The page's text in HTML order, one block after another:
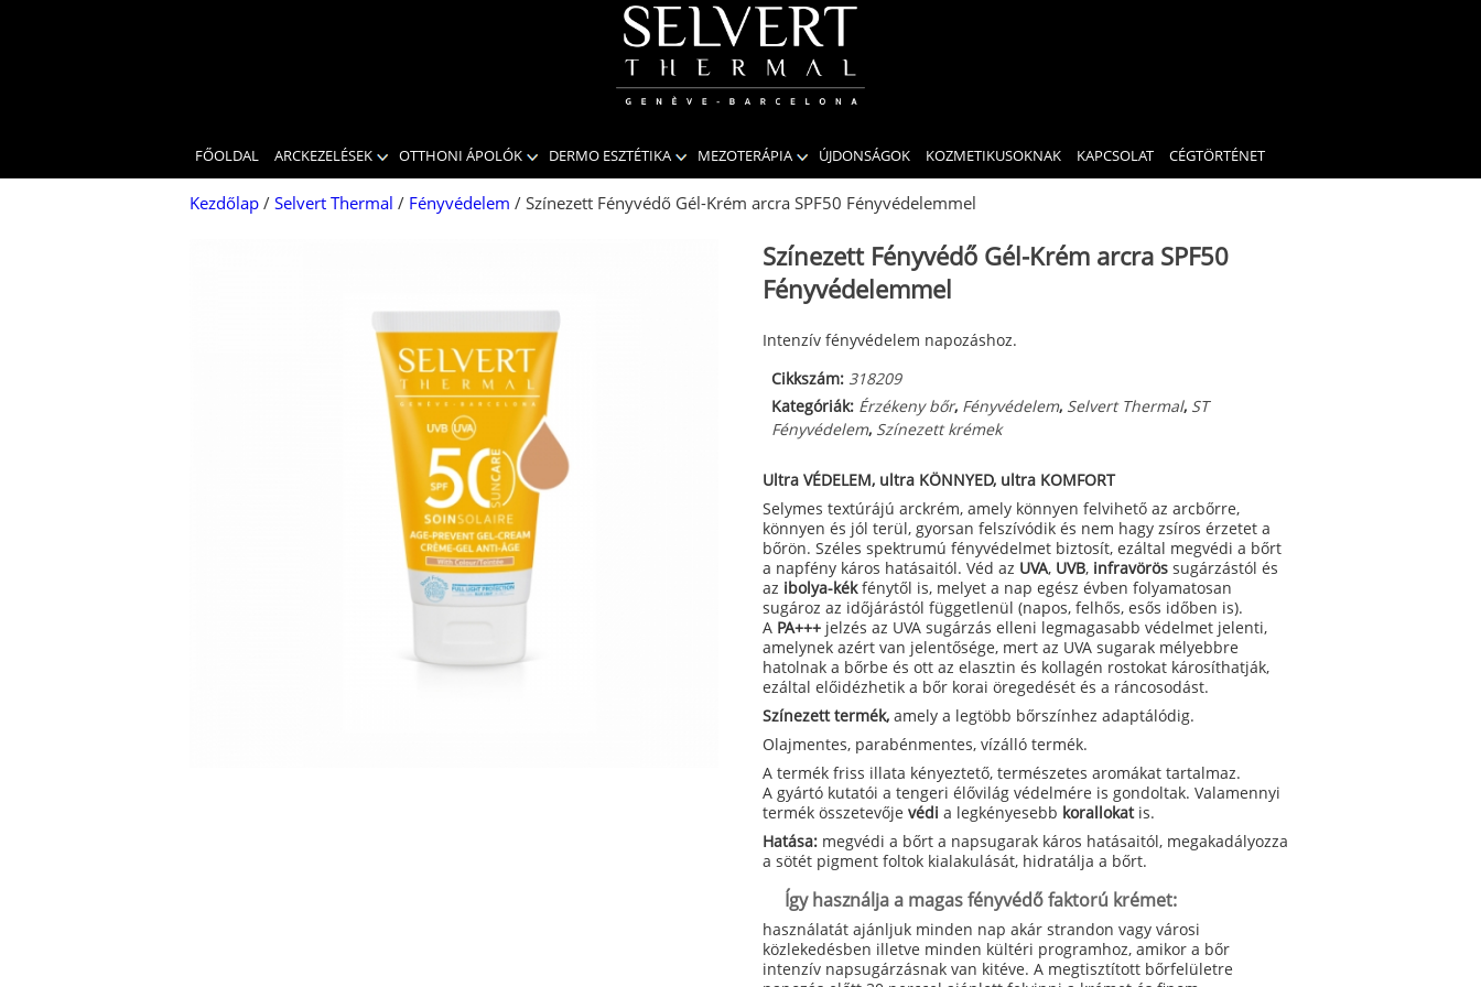
FŐOLDAL ARCKEZELÉSEK OTTHONI ÁPOLÓK DERMO ESZTÉTIKA MEZOTERÁPIA ÚJDONSÁGOK KOZMETIKUSOKNAK KAPCSOLAT CÉGTÖRTÉNET
Kezdőlap / Selvert Thermal / Fényvédelem / Színezett Fényvédő Gél-Krém arcra SPF50 Fényvédelemmel
Színezett Fényvédő Gél-Krém arcra SPF50
Fényvédelemmel
Intenzív fényvédelem napozáshoz.
Cikkszám: 318209
Kategóriák: Érzékeny bőr, Fényvédelem, Selvert Thermal, ST
Fényvédelem, Színezett krémek
Ultra VÉDELEM, ultra KÖNNYED, ultra KOMFORT
Selymes textúrájú arckrém, amely könnyen felvihető az arcbőrre,
könnyen és jól terül, gyorsan felszívódik és nem hagy zsíros érzetet a
bőrön. Széles spektrumú fényvédelmet biztosít, ezáltal megvédi a bőrt
a napfény káros hatásaitól. Véd az UVA, UVB, infravörös sugárzástól és
az ibolya-kékfénytől is, melyet a nap egész évben folyamatosan
sugároz az időjárástól függetlenül (napos, felhős, esős időben is).
A PA+++ jelzés az UVA sugárzás elleni legmagasabb védelmet jelenti,
amelynek azért van jelentősége, mert az UVA sugarak mélyebbre
hatolnak a bőrbe és ott az elasztin és kollagén rostokat károsíthatják,
ezáltal előidézhetik a bőr korai öregedését és a ráncosodást.
Színezett termék, amely a legtöbb bőrszínhez adaptálódig.
Olajmentes, parabénmentes, vízálló termék.
A termék friss illata kényeztető, természetes aromákat tartalmaz.
A gyártó kutatói a tengeri élővilág védelmére is gondoltak. Valamennyi
termék összetevője védi a legkényesebb korallokatis.
Hatása: megvédi a bőrt a napsugarak káros hatásaitól, megakadályozza
a sötét pigment foltok kialakulását, hidratálja a bőrt.
Így használja a magas fényvédő faktorú krémet:
használatát ajánljuk minden nap akár strandon vagy városi
közlekedésben illetve minden kültéri programhoz, amikor a bőr
intenzív napsugárzásnak van kitéve. A megtisztított bőrfelületre